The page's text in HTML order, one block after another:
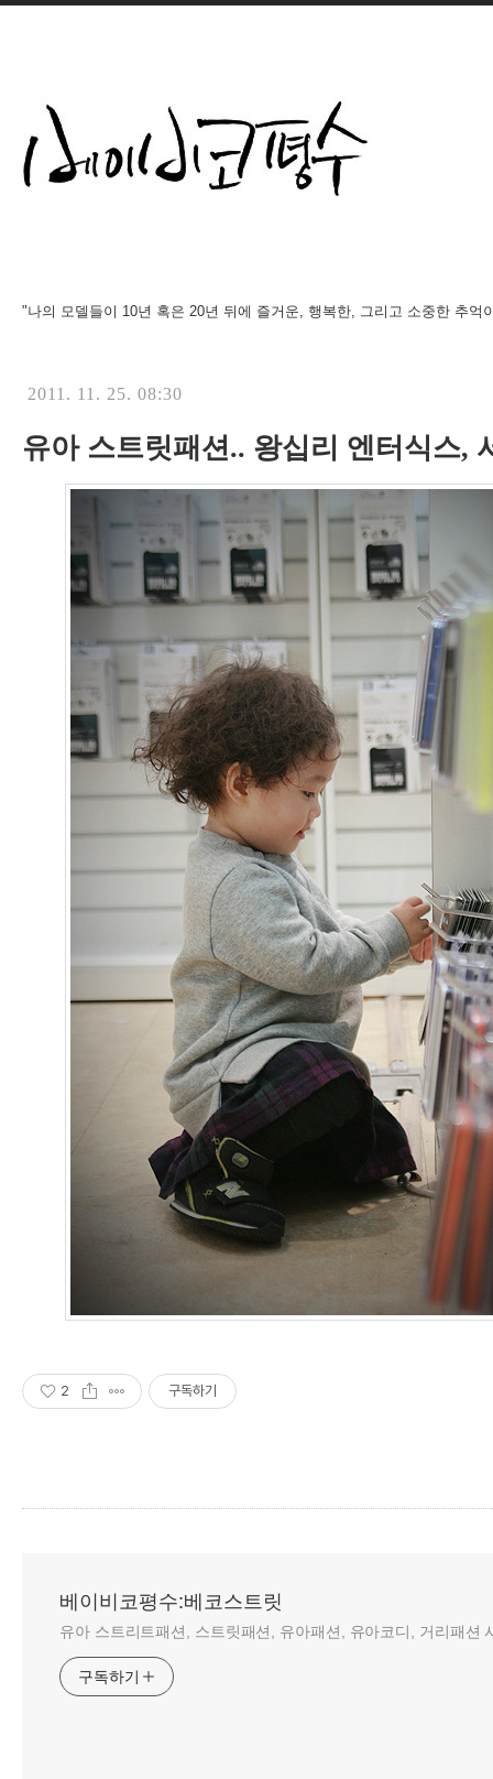
"나의 모델들이 10년 혹은 20년 뒤에 즐거운, 행복한, 그리고 소중한 추억
2011. 11. 25. 08:30
유아 스트릿패션.. 왕십리 엔터식스,
2 구독하기
베이비코평수:베코스트릿
유아 스트리트패션, 스트릿패션, 유아패션, 유아코디, 거리패션
구독하기